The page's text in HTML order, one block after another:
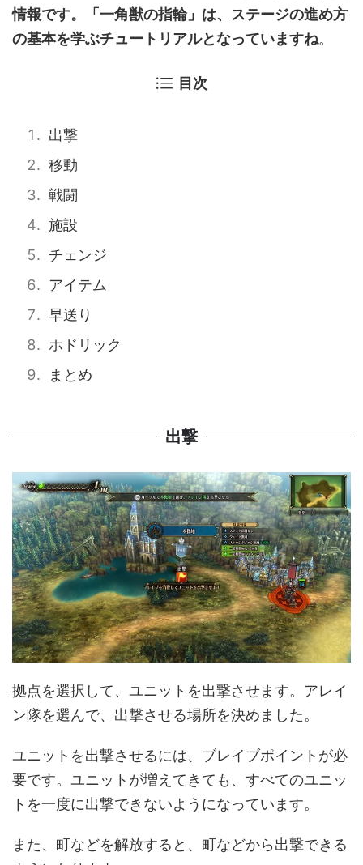
情報です。「一角獣の指輪」は、ステージの進め方
の基本を学ぶチュートリアルとなっていますね。
目次
出撃
移動
戦闘
施設
チェンジ
アイテム
早送り
ホドリック
まとめ
出撃
拠点を選択して、ユニットを出撃させます。アレイ
ン隊を選んで、出撃させる場所を決めました。
ユニットを出撃させるには、ブレイブポイントが必
要です。ユニットが増えてきても、すべてのユニッ
トを一度に出撃できないようになっています。
また、町などを解放すると、町などから出撃できる